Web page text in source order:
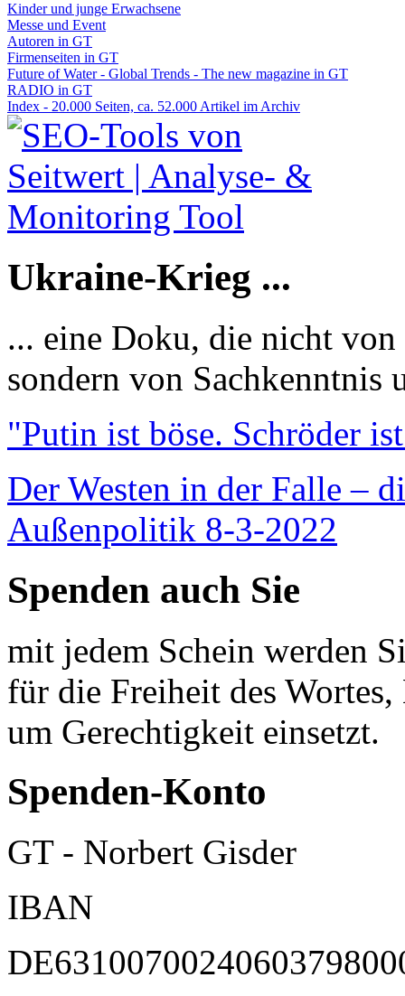
Kinder und junge Erwachsene
Messe und Event
Autoren in GT
Firmenseiten in GT
Future of Water - Global Trends - The new magazine in GT
RADIO in GT
Index - 20.000 Seiten, ca. 52.000 Artikel im Archiv
Ukraine-Krieg ...
... eine Doku, die nicht
sondern von Sachkenntnis
"Putin ist böse. Schröder
Der Westen in der Falle –
Außenpolitik 8-3-2022
Spenden auch Sie
mit jedem Schein werden
für die Freiheit des
um Gerechtigkeit einsetzt.
Spenden-Konto
GT - Norbert Gisder
IBAN